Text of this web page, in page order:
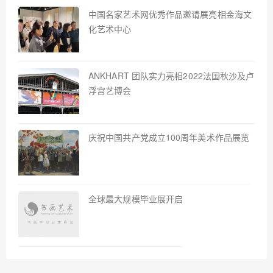
中国名家艺术网优秀作品邀请展亮相金海文
化艺术中心
ANKHART 团队实力亮相2022法国秋沙及卢
浮宫艺博会
庆祝中国共产党成立100周年美术作品展览
全球最大规模毕业展开启